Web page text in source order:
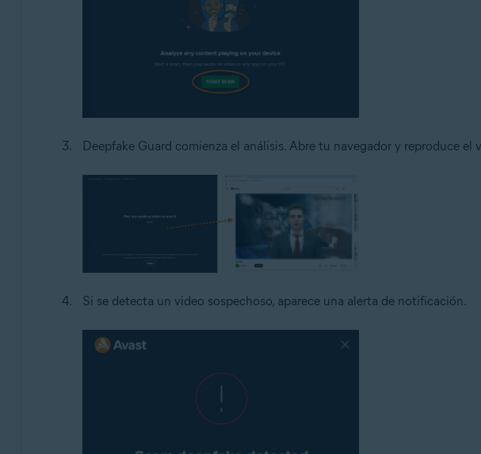
Deepfake Guard comienza el análisis. Abre tu navegador y reproduce
Si se detecta un video sospechoso, aparece una alerta de notificación.